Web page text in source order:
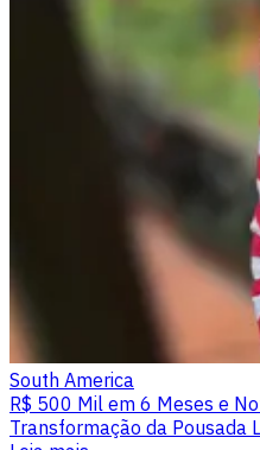
South America
R$ 500 Mil em 6 Meses e
Transformação da Pousada